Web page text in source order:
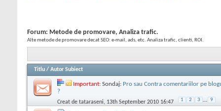
Forum: Metode de promovare, Analiza trafic.
Alte metode de promovare decat SEO: e-mail, ads, etc. Analiza trafic, clienti, ROI.
Titlu / Autor Subiect
Important: Sondaj: Pro sau Contra comentariilor pe
?
Creat de tataraseni, 13th September 2010 16:47 1 2 3 ... 9